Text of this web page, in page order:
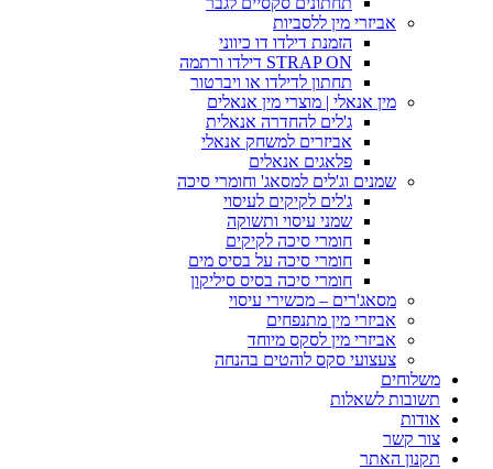
אביזרי מין ללסביות
הזמנת דילדו דו כיווני
STRAP ON דילדו ורתמה
תחתון לדילדו או ויברטור
מין אנאלי | מוצרי מין אנאלים
ג'לים להחדרה אנאלית
אביזרים למשחק אנאלי
פלאגים אנאלים
שמנים וג'לים למסאג' וחומרי סיכה
ג'לים לקיקים לעיסוי
שמני עיסוי ותשוקה
חומרי סיכה לקיקים
חומרי סיכה על בסיס מים
חומרי סיכה בסיס סיליקון
מסאג'רים – מכשירי עיסוי
אביזרי מין מתנפחים
אביזרי מין לסקס מיוחד
צעצועי סקס לוהטים בהנחה
משלוחים
תשובות לשאלות
אודות
צור קשר
תקנון האתר